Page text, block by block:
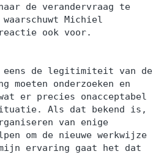
de verandervraag te
Michiel
ook voor.
eens de legitimiteit van de
moeten onderzoeken en
er precies onacceptabel
Als dat bekend is,
van enige
om de nieuwe werkwijze
ervaring gaat het dat